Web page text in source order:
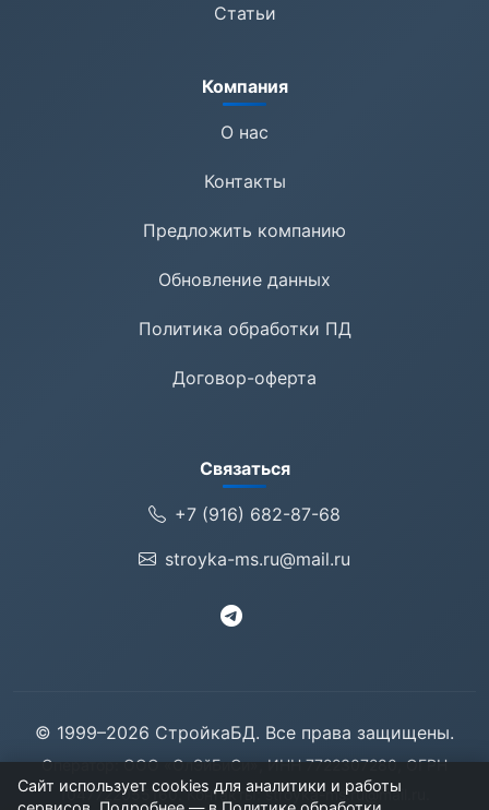
Статьи
Компания
О нас
Контакты
Предложить компанию
Обновление данных
Политика обработки ПД
Договор-оферта
Связаться
+7 (916) 682-87-68
stroyka-ms.ru@mail.ru
© 1999–2026 СтройкаБД. Все права защищены.
Оператор: ООО «ОлЭйБиСи», ИНН 7722307280, ОГРН
1047722055160. Контакты:stroyka-ms.ru@mail.ru
Сайт использует cookies для аналитики и работы